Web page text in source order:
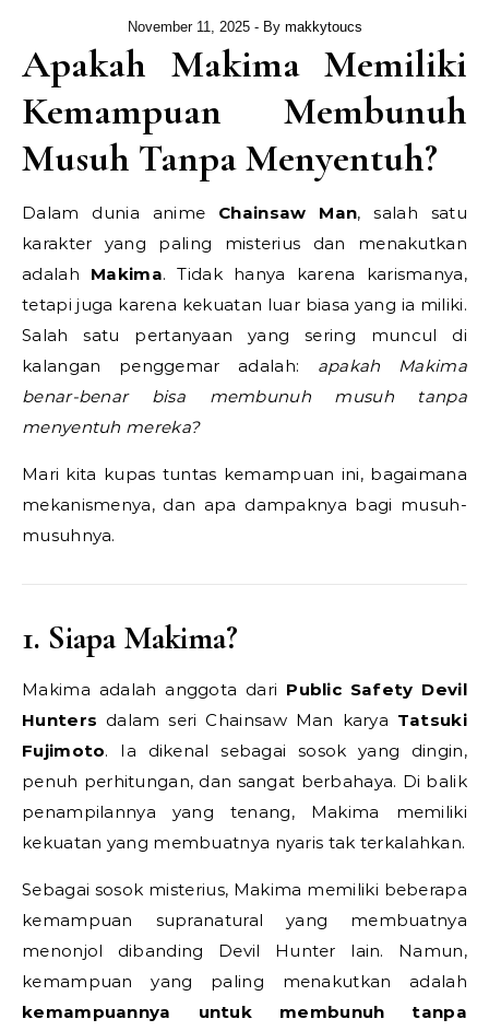
November 11, 2025 - By makkytoucs
Apakah Makima Memiliki
Kemampuan Membunuh
Musuh Tanpa Menyentuh?
Dalam dunia anime Chainsaw Man, salah satu
karakter yang paling misterius dan menakutkan
adalah Makima. Tidak hanya karena karismanya,
tetapi juga karena kekuatan luar biasa yang ia miliki.
Salah satu pertanyaan yang sering muncul di
kalangan penggemar adalah: apakah Makima
benar-benar bisa membunuh musuh tanpa
menyentuh mereka?
Mari kita kupas tuntas kemampuan ini, bagaimana
mekanismenya, dan apa dampaknya bagi musuh-
musuhnya.
1. Siapa Makima?
Makima adalah anggota dari Public Safety Devil
Hunters dalam seri Chainsaw Man karya Tatsuki
Fujimoto. Ia dikenal sebagai sosok yang dingin,
penuh perhitungan, dan sangat berbahaya. Di balik
penampilannya yang tenang, Makima memiliki
kekuatan yang membuatnya nyaris tak terkalahkan.
Sebagai sosok misterius, Makima memiliki beberapa
kemampuan supranatural yang membuatnya
menonjol dibanding Devil Hunter lain. Namun,
kemampuan yang paling menakutkan adalah
kemampuannya untuk membunuh tanpa